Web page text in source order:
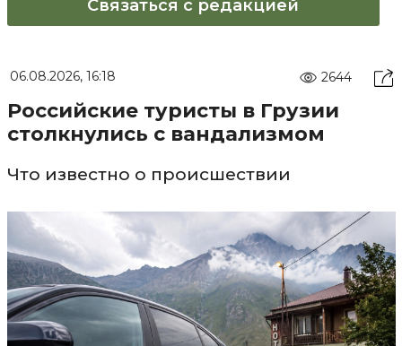
Связаться с редакцией
06.08.2026, 16:18 2644
Российские туристы в Грузии
столкнулись с вандализмом
Что известно о происшествии